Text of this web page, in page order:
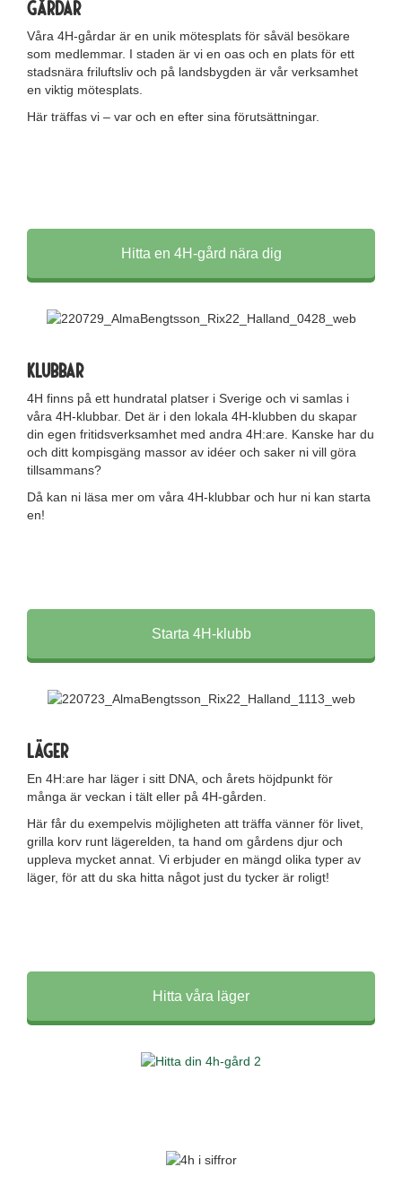
gårdar
Våra 4H-gårdar är en unik mötesplats för såväl besökare
som medlemmar. I staden är vi en oas och en plats för ett
stadsnära friluftsliv och på landsbygden är vår verksamhet
en viktig mötesplats.
Här träffas vi – var och en efter sina förutsättningar.
Hitta en 4H-gård nära dig
klubbar
4H finns på ett hundratal platser i Sverige och vi samlas i
våra 4H-klubbar. Det är i den lokala 4H-klubben du skapar
din egen fritidsverksamhet med andra 4H:are. Kanske har du
och ditt kompisgäng massor av idéer och saker ni vill göra
tillsammans?
Då kan ni läsa mer om våra 4H-klubbar och hur ni kan starta
en!
Starta 4H-klubb
läger
En 4H:are har läger i sitt DNA, och årets höjdpunkt för
många är veckan i tält eller på 4H-gården.
Här får du exempelvis möjligheten att träffa vänner för livet,
grilla korv runt lägerelden, ta hand om gårdens djur och
uppleva mycket annat. Vi erbjuder en mängd olika typer av
läger, för att du ska hitta något just du tycker är roligt!
Hitta våra läger